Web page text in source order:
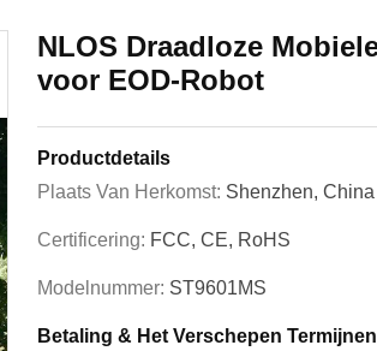
NLOS Draadloze
voor EOD-Robot
Productdetails
Plaats Van Herkomst: Shenzhen, China
Certificering: FCC, CE, RoHS
Modelnummer: ST9601MS
Betaling & Het Verschepen Termijnen